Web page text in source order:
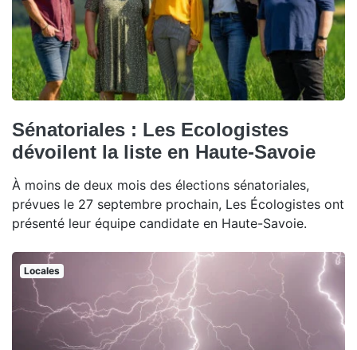
Sénatoriales : Les Ecologistes
dévoilent la liste en Haute-Savoie
À moins de deux mois des élections sénatoriales,
prévues le 27 septembre prochain, Les Écologistes ont
présenté leur équipe candidate en Haute-Savoie.
Locales